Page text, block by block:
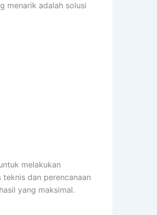
menarik adalah solusi
melakukan
dan perencanaan
yang maksimal.